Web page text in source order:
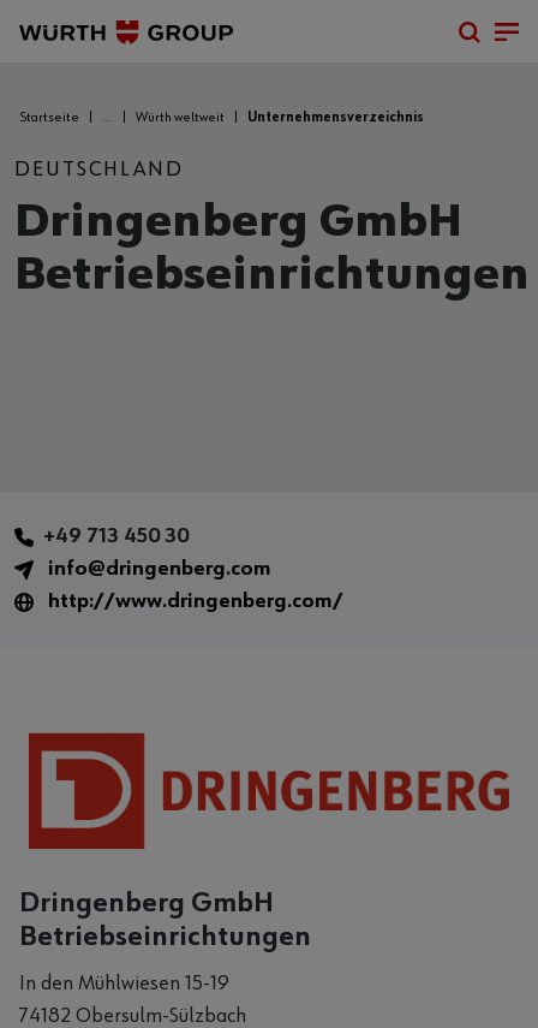
Startseite ... Würth weltweit Unternehmensverzeichnis
DEUTSCHLAND
Dringenberg GmbH
Betriebseinrichtungen
+49 713 450 30
info@dringenberg.com
http://www.dringenberg.com/
Dringenberg GmbH
Betriebseinrichtungen
In den Mühlwiesen 15-19
74182 Obersulm-Sülzbach